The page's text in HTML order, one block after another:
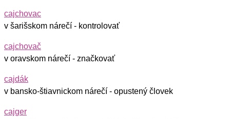
cajchovac
v šarišskom nárečí - kontrolovať
cajchovač
v oravskom nárečí - značkovať
cajdák
v bansko-štiavnickom nárečí - opustený človek
cajger